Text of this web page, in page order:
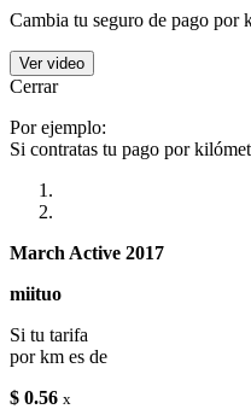
Cambia tu seguro de pago por
Ver video
Cerrar
Por ejemplo:
Si contratas tu pago por
March Active 2017
miituo
Si tu tarifa
por km es de
$ 0.56 x